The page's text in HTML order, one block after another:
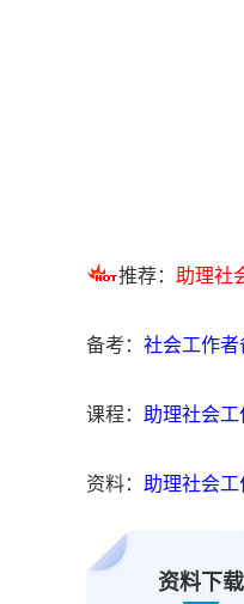
推荐： 助理社
备考： 社会工作
课程： 助理社会
资料： 助理社会
资料下载